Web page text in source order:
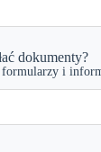
dokumenty?
formularzy i